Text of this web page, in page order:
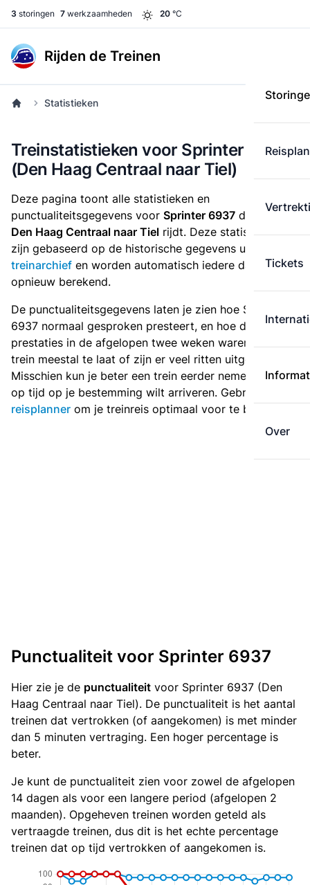
3 storingen 7 werkzaamheden 20 °C
Rijden de Treinen
Tickets
Over
Statistieken
Treinstatistieken voor Sprinter 6937
(Den Haag Centraal naar Tiel)
Deze pagina toont alle statistieken en
punctualiteitsgegevens voor Sprinter 6937 die
van
Den Haag Centraal naar Tiel rijdt. Deze statistieken
zijn gebaseerd op de historische gegevens uit het
treinarchief en worden automatisch iedere dag
opnieuw berekend.
De punctualiteitsgegevens laten je zien hoe Sprinter
6937 normaal gesproken presteert, en hoe de
prestaties in de afgelopen twee weken waren. Is deze
trein meestal te laat of zijn er veel ritten uitgevallen?
Misschien kun je beter een trein eerder nemen als je
op tijd op je bestemming wilt arriveren. Gebruik de
reisplanner om je treinreis optimaal voor te bereiden.
Punctualiteit voor Sprinter 6937
Hier zie je de punctualiteit voor Sprinter 6937 (Den
Haag Centraal naar Tiel). De punctualiteit is het aantal
treinen dat vertrokken (of aangekomen) is met minder
dan 5 minuten vertraging. Een hoger percentage is
beter.
Je kunt de punctualiteit zien voor zowel de afgelopen
14 dagen als voor een langere period (afgelopen 2
maanden). Opgeheven treinen worden geteld als
vertraagde treinen, dus dit is het echte percentage
treinen dat op tijd vertrokken of aangekomen is.